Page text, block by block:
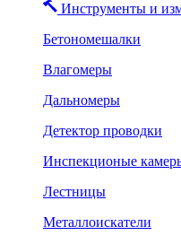
Инструменты и
Бетономешалки
Влагомеры
Дальномеры
Детектор проводки
Инспекционые
Лестницы
Металлоискатели